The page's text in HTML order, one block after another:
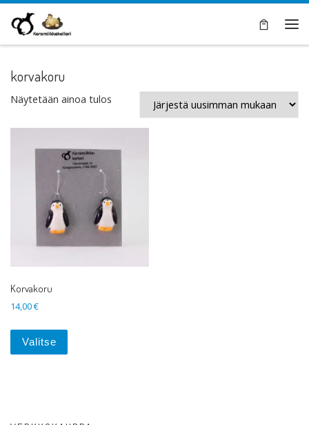
Skip to content
korvakoru
Näytetään ainoa tulos
Korvakoru
14,00€
Valitse